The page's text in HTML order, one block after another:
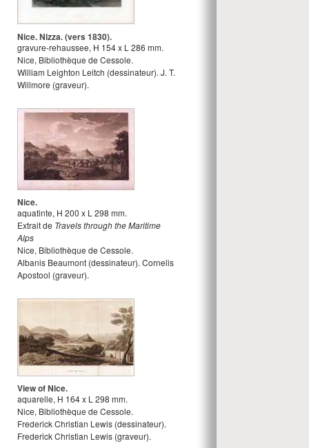
Nice. Nizza. (vers 1830).
gravure-rehaussee, H 154x L 286 mm.
Nice, Bibliothèque de Cessole.
William Leighton Leitch (dessinateur). J. T.
Willmore (graveur).
Nice.
aquatinte, H 200 x L 298 mm.
Extrait de Travels through the Maritime
Alps
Nice, Bibliothèque de Cessole.
Albanis Beaumont (dessinateur). Cornelis
Apostool (graveur).
View of Nice.
aquarelle, H 164x L 298 mm.
Nice, Bibliothèque de Cessole.
Frederick Christian Lewis (dessinateur).
Frederick Christian Lewis (graveur).